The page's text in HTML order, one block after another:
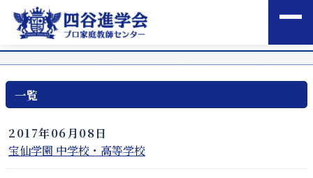
一覧
2017年06月08日
宝仙学園 中学校・高等学校